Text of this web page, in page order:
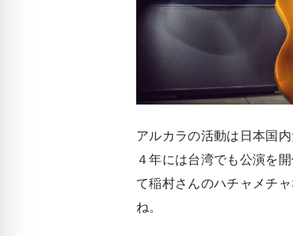
アルカラの活動は日本国
４年には台湾でも公演を
て稲村さんのハチャメチ
ね。